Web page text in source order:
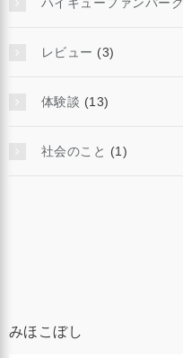
レビュー (3)
体験談 (13)
社会のこと (1)
みほこぼし